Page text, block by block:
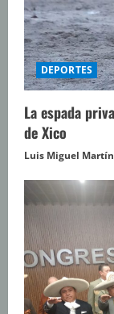
DEPORTES
La espada
de Xico
Luis Miguel